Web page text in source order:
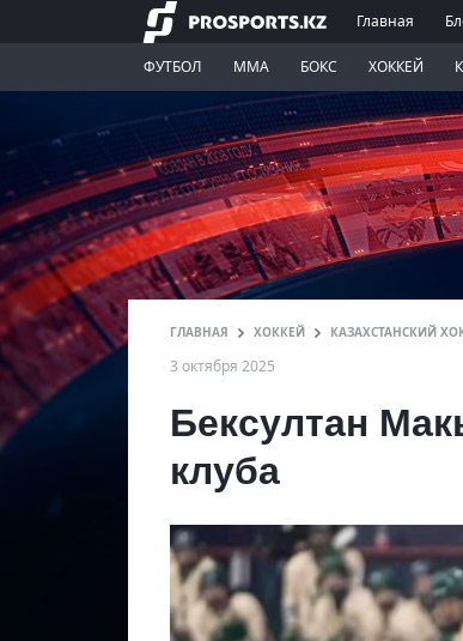
Главная
ФУТБОЛ ММА БОКС ХОККЕЙ
ГЛАВНАЯ ХОККЕЙ КАЗАХСТАНСКИЙ
3 октября 2025
Бексултан
клуба